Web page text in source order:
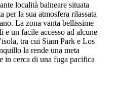
località balneare situata
per la sua atmosfera rilassata
La zona vanta bellissime
un facile accesso ad alcune
tra cui Siam Park e Los
la rende una meta
in cerca di una fuga pacifica